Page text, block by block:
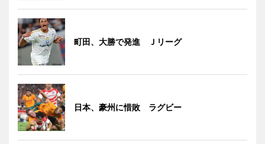
町田、大勝で発進 Ｊリーグ
日本、豪州に惜敗 ラグビー